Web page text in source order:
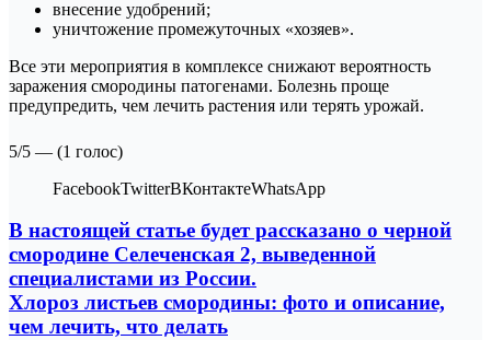
внесение удобрений;
уничтожение промежуточных «хозяев».
Все эти мероприятия в комплексе снижают вероятность
заражения смородины патогенами. Болезнь проще
предупредить, чем лечить растения или терять урожай.
5/5 — (1 голос)
FacebookTwitterВКонтактеWhatsApp
Навигация
по
записям
В настоящей статье будет рассказано о черной
смородине Селеченская 2, выведенной
специалистами из России.
Хлороз листьев смородины: фото и описание,
чем лечить, что делать